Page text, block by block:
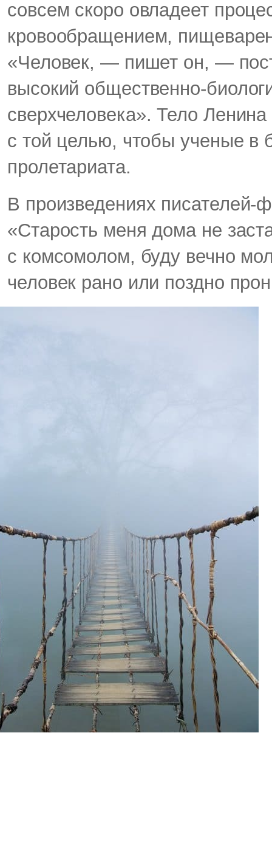
совсем скоро овладеет
кровообращением,
«Человек, — пишет он, —
высокий общественно-
сверхчеловека». Тело
с той целью, чтобы ученые в
пролетариата.
В произведениях писателей-
«Старость меня дома не
с комсомолом, буду вечно
человек рано или поздно